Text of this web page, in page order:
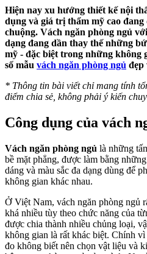
Hiện nay xu hướng thiết kế nội
dụng và giá trị thẩm mỹ cao
chuộng. Vách ngăn phòng ngủ
dạng đang dần thay thế những
mỹ - đặc biệt trong những không
số mẫu vách ngăn phòng ngủ đẹp
* Thông tin bài viết chỉ mang tính
điểm chia sẻ, không phải ý kiến
Công dụng của vách
Vách ngăn phòng ngủ là những
bề mặt phẳng, được làm bằng
dáng và màu sắc đa dạng dùng để
không gian khác nhau.
Ở Việt Nam, vách ngăn phòng ngủ
khá nhiều tùy theo chức năng của
được chia thành nhiều chủng loại,
không gian là rất khác biệt. Chính
đo không biết nên chọn vật liệu và